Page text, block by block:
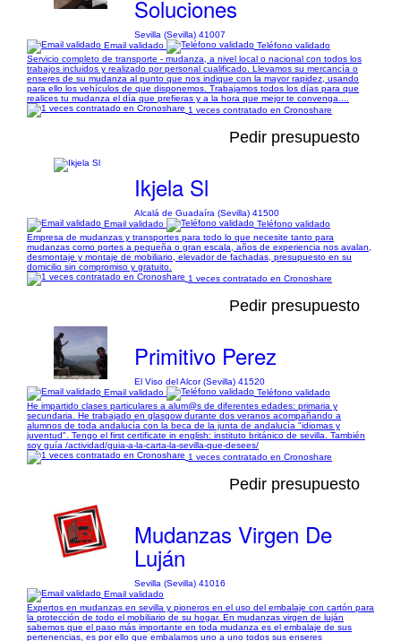
Soluciones
Sevilla (Sevilla) 41007
Email validado
Teléfono validado
Servicio completo de transporte - mudanza, a nivel local o nacional con todos los
trabajos incluidos y realizado por personal cualificado. Llevamos su mercancía o
enseres de su mudanza al punto que nos indique con la mayor rapidez, usando
para ello los vehículos de que disponemos. Trabajamos todos los días para que
realices tu mudanza el día que prefieras y a la hora que mejor te convenga....
1 veces contratado en Cronoshare
Pedir presupuesto
Ikjela Sl
Alcalá de Guadaíra (Sevilla) 41500
Email validado
Teléfono validado
Empresa de mudanzas y transportes para todo lo que necesite tanto para
mudanzas como portes a pequeña o gran escala, años de experiencia nos avalan,
desmontaje y montaje de mobiliario, elevador de fachadas, presupuesto en su
domicilio sin compromiso y gratuito.
1 veces contratado en Cronoshare
Pedir presupuesto
Primitivo Perez
El Viso del Alcor (Sevilla) 41520
Email validado
Teléfono validado
He impartido clases particulares a alum@s de diferentes edades: primaria y
secundaria. He trabajado en glasgow durante dos veranos acompañando a
alumnos de toda andalucía con la beca de la junta de andalucía "idiomas y
juventud". Tengo el first certificate in english: instituto británico de sevilla. También
soy guía /actividad/guia-a-la-carta-la-sevilla-que-desees/
1 veces contratado en Cronoshare
Pedir presupuesto
Mudanzas Virgen De
Luján
Sevilla (Sevilla) 41016
Email validado
Expertos en mudanzas en sevilla y pioneros en el uso del embalaje con cartón para
la protección de todo el mobiliario de su hogar. En mudanzas virgen de luján
sabemos que el paso más importante en toda mudanza es el embalaje de sus
pertenencias, es por ello que embalamos uno a uno todos sus enseres